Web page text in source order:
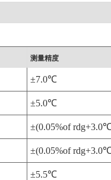
测量精度
±7.0℃
±5.0℃
±(0.05%of
±(0.05%of
±5.5℃